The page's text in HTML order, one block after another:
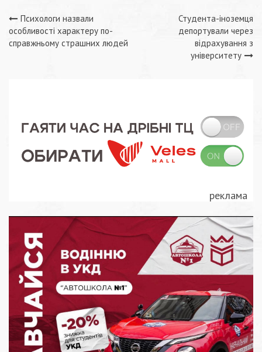
Навігація
записів
Психологи назвали
особливості характеру по-
справжньому страшних людей
Студента-іноземця
депортували через
відрахування з
університету